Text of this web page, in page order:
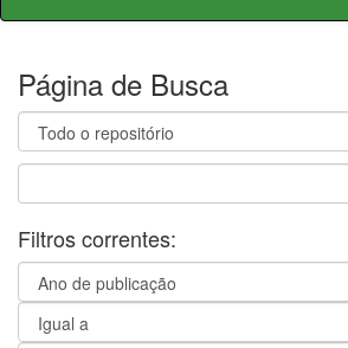
Página de Busca
Filtros correntes: